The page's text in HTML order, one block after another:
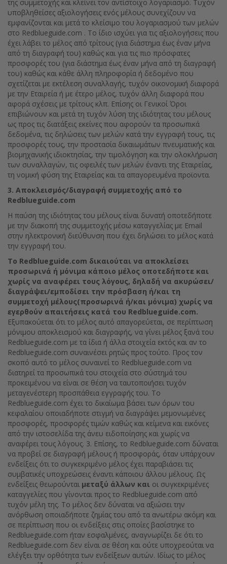
της συμμετοχής και κλείνει τον αντίστοιχο λογαριασμό. Τυχόν
υποβληθείσες αξιολογήσεις ενός μέλους συνεχίζουν να
εμφανίζονται και μετά το κλείσιμο του λογαριασμού των μελών
στο Redblueguide.com . Το ίδιο ισχύει για τις αξιολογήσεις που
έχει λάβει το μέλος από τρίτους (για διάστημα έως έναν μήνα
από τη διαγραφή του) καθώς και για τις πιο πρόσφατες
προσφορές του (για διάστημα έως έναν μήνα από τη διαγραφή
του) καθώς και κάθε άλλη πληροφορία ή δεδομένο που
σχετίζεται με εκτέλεση συναλλαγής, τυχόν οικονομική διαφορά
με την Εταιρεία ή με έτερο μέλος, τυχόν άλλη διαφορά που
αφορά σχέσεις με τρίτους κλπ. Επίσης οι Γενικοί Όροι
επιβιώνουν και μετά τη τυχόν λύση της ιδιότητας του μέλους
ως προς τις διατάξεις εκείνες που αφορούν τα προσωπικά
δεδομένα, τις δηλώσεις των μελών κατά την εγγραφή τους, τις
προσφορές τους, την προστασία δικαιωμάτων πνευματικής και
βιομηχανικής ιδιοκτησίας, την τιμολόγηση και την ολοκλήρωση
των συναλλαγών, τις οφειλές των μελών έναντι της Εταιρείας,
τη νομική φύση της Εταιρείας και τα απαγορευμένα προϊοντα.
3. Αποκλεισμός/διαγραφή συμμετοχής από το
Redblueguide.com
Η παύση της ιδιότητας του μέλους είναι δυνατή οποτεδήποτε
με την διακοπή της συμμετοχής μέσω καταγγελίας με Email
στην ηλεκτρονική διεύθυνση που έχει δηλώσει το μέλος κατά
την εγγραφή του.
Το Redblueguide.com δικαιούται να αποκλείσει
προσωρινά ή μόνιμα κάποιο μέλος οποτεδήποτε και
χωρίς να αναφέρει τους λόγους, δηλαδή να ακυρώσει/
διαγράψει/εμποδίσει την πρόσβαση ή/και τη
συμμετοχή μέλους(προσωρινά ή/και μόνιμα) χωρίς να
εγερθούν απαιτήσεις κατά του Redblueguide.com.
Εξυπακούεται ότι το μέλος αυτό απαγορεύεται, σε περίπτωση
μόνιμου αποκλεισμού και διαγραφής, να γίνει μέλος ξανά του
Redblueguide.com με τα ίδια ή άλλα στοιχεία εκτός και αν το
Redblueguide.com συναινέσει ρητώς προς τούτο. Προς τον
σκοπό αυτό το μέλος συναινεί το Redblueguide.com να
διατηρεί τα προσωπικά του στοιχεία στο σύστημά του
προκειμένου να είναι σε θέση να ταυτοποιήσει τυχόν
μεταγενέστερη προσπάθεια εγγραφής του. Το
Redblueguide.com έχει το δικαίωμα βάσει των όρων του
κεφαλαίου οποιαδήποτε στιγμή να διαγράψει μεμονωμένες
προσφορές, προσφορές τιμών καθώς και κείμενα και εικόνες
από την ιστοσελίδα της άνευ ειδοποίησης και χωρίς να
αναφέρει τους λόγους. 3. Επίσης, το Redblueguide.com δύναται
να προβεί σε διαγραφή μέλους ή προσφοράς, όταν υπάρχουν
ενδείξεις ότι το συγκεκριμένο μέλος έχει παραβιάσει τις
συμβατικές υποχρεώσεις έναντι κάποιου άλλου μέλους. Ως
ενδείξεις θεωρούνται μεταξύ άλλων και οι συγκεκριμένες
καταγγελίες που γίνονται προς το Redblueguide.com από
τυχόν μέλη της. Το μέλος δεν δύναται να αξιώσει την
ανόρθωση οποιαδήποτε ζημίας του από τα ανωτέρω ακόμη και
σε περίπτωση που οι ενδείξεις στις οποίες βασίστηκε το
Redblueguide.com ήταν εσφαλμένες, αναγνωρίζει δε ότι το
Redblueguide.com δεν είναι σε θέση και ούτε υποχρεούται να
ελέγξει την ορθότητα των ενδείξεων αυτών. Ιδίως το μέλος